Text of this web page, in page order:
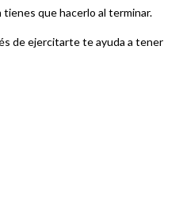
que hacerlo al terminar.
de ejercitarte te ayuda a tener